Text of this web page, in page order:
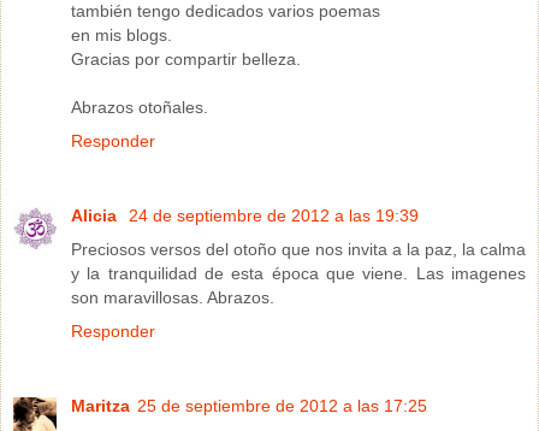
también tengo dedicados varios poemas
en mis blogs.
Gracias por compartir belleza.
Abrazos otoñales.
Responder
Alicia
24 de septiembre de 2012 a las 19:39
Preciosos versos del otoño que nos invita a la paz, la calma
y la tranquilidad de esta época que viene. Las imagenes
son maravillosas. Abrazos.
Responder
Maritza 25 de septiembre de 2012 a las 17:25